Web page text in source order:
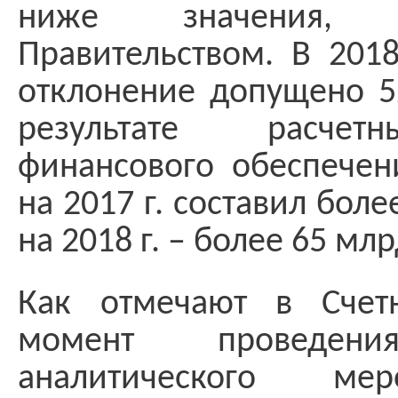
ниже значения,
Правительством. В
отклонение допущено
результате
финансового
на 2017 г. составил
на 2018 г. – более 65
Как отмечают в
момент
аналитического